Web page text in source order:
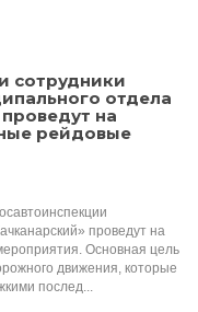
сотрудники
отдела
на
рейдовые
проведут на
Основная цель
движения, которые
послед...